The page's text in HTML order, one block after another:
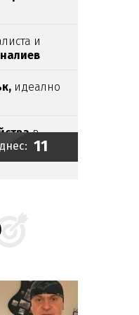
и
идеално
в
САЩ 11